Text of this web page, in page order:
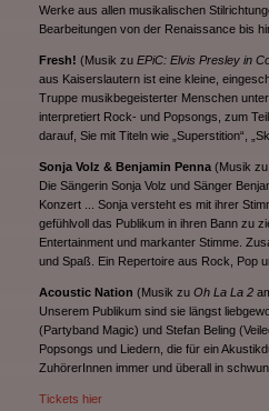
Werke aus allen musikalischen
Bearbeitungen von der Renaissance bis
Fresh! (Musik zu EPiC: Elvis Presley in
aus Kaiserslautern ist eine kleine,
Truppe musikbegeisterter Menschen
interpretiert Rock- und Popsongs, zum
darauf, Sie mit Titeln wie „Superstition“,
Sonja Volz & Benjamin Penna(Musik zu
Die Sängerin Sonja Volz und Sänger
Konzert ... Sonja versteht es mit ihrer
gefühlvoll das Publikum in ihren Bann zu
Entertainment und markanter Stimme.
und Spaß. Ein Repertoire aus Rock, Pop
Acoustic Nation (Musik zu Oh La La 2
Unserem Publikum sind sie längst
(Partyband Magic) und Stefan Beling
Popsongs und Liedern, die für ein
Zuhörer­Innen immer und überall in
Tickets hier